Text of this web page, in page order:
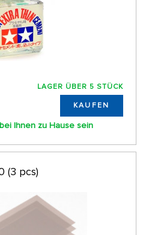
LAGER ÜBER 5 STÜCK
KAUFEN
Ihnen zu Hause sein
(3 pcs)